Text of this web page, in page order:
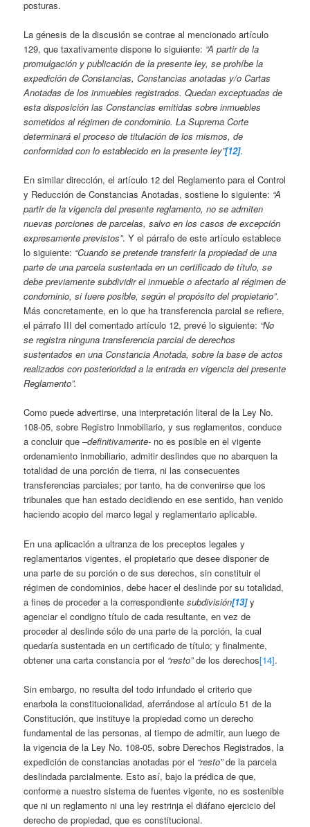
posturas.
La génesis de la discusión se contrae al mencionado artículo
129, que taxativamente dispone lo siguiente: “A partir de la
promulgación y publicación de la presente ley, se prohíbe la
expedición de Constancias, Constancias anotadas y/o Cartas
Anotadas de los inmuebles registrados. Quedan exceptuadas de
esta disposición las Constancias emitidas sobre inmuebles
sometidos al régimen de condominio. La Suprema Corte
determinará el proceso de titulación de los mismos, de
conformidad con lo establecido en la presente ley”[12].
En similar dirección, el artículo 12 del Reglamento para el Control
y Reducción de Constancias Anotadas, sostiene lo siguiente: “A
partir de la vigencia del presente reglamento, no se admiten
nuevas porciones de parcelas, salvo en los casos de excepción
expresamente previstos”. Y el párrafo de este artículo establece
lo siguiente: “Cuando se pretende transferir la propiedad de una
parte de una parcela sustentada en un certificado de título, se
debe previamente subdividir el inmueble o afectarlo al régimen de
condominio, si fuere posible, según el propósito del propietario”.
Más concretamente, en lo que ha transferencia parcial se refiere,
el párrafo III del comentado artículo 12, prevé lo siguiente: “No
se registra ninguna transferencia parcial de derechos
sustentados en una Constancia Anotada, sobre la base de actos
realizados con posterioridad a la entrada en vigencia del presente
Reglamento”.
Como puede advertirse, una interpretación literal de la Ley No.
108-05, sobre Registro Inmobiliario, y sus reglamentos, conduce
a concluir que–definitivamente- no es posible en el vigente
ordenamiento inmobiliario, admitir deslindes que no abarquen la
totalidad de una porción de tierra, ni las consecuentes
transferencias parciales; por tanto, ha de convenirse que los
tribunales que han estado decidiendo en ese sentido, han venido
haciendo acopio del marco legal y reglamentario aplicable.
En una aplicación a ultranza de los preceptos legales y
reglamentarios vigentes, el propietario que desee disponer de
una parte de su porción o de sus derechos, sin constituir el
régimen de condominios, debe hacer el deslinde por su totalidad,
a fines de proceder a la correspondientesubdivisión[13]y
agenciar el condigno título de cada resultante, en vez de
proceder al deslinde sólo de una parte de la porción, la cual
quedaría sustentada en un certificado de título; y finalmente,
obtener una carta constancia por el “resto”de los derechos[14].
Sin embargo, no resulta del todo infundado el criterio que
enarbola la constitucionalidad, aferrándose al artículo 51 de la
Constitución, que instituye la propiedad como un derecho
fundamental de las personas, al tiempo de admitir, aun luego de
la vigencia de la Ley No. 108-05, sobre Derechos Registrados, la
expedición de constancias anotadas por el “resto”de la parcela
deslindada parcialmente. Esto así, bajo la prédica de que,
conforme a nuestro sistema de fuentes vigente, no es sostenible
que ni un reglamento ni una ley restrinja el diáfano ejercicio del
derecho de propiedad, que es constitucional.